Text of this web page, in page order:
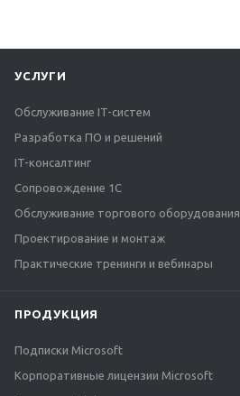
УСЛУГИ
Обслуживание IT-систем
Разработка ПО и решений
IT-консалтинг
Сопровождение 1С
Обслуживание торгового оборудования
Проектирование и монтаж
Практические тренинги и вебинары
ПРОДУКЦИЯ
Подписки Microsoft
Корпоративные лицензии Microsoft